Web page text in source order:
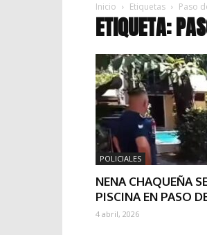
Inicio Etiquetas Paso
ETIQUETA:
POLICIALES
NENA CHAQUEÑA
PISCINA EN PASO
4 abril, 2026